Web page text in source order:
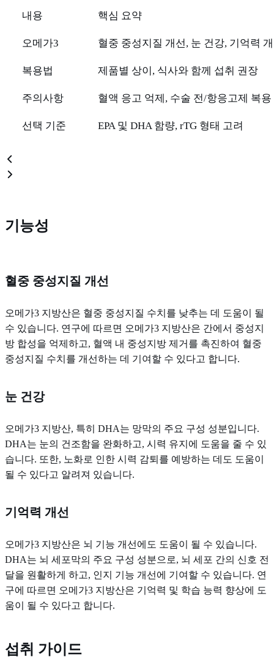
내용 핵심 요약
오메가3 혈중 중성지질 개선, 눈 건강, 기억력
복용법 제품별 상이, 식사와 함께 섭취 권장
주의사항 혈액 응고 억제, 수술 전/항응고제 복
선택 기준 EPA 및 DHA 함량, rTG 형태 고려
기능성
혈중 중성지질 개선
오메가3 지방산은 혈중 중성지질 수치를 낮추는 데 도움이 될
수 있습니다. 연구에 따르면 오메가3 지방산은 간에서 중성지
방 합성을 억제하고, 혈액 내 중성지방 제거를 촉진하여 혈중
중성지질 수치를 개선하는 데 기여할 수 있다고 합니다.
눈 건강
오메가3 지방산, 특히 DHA는 망막의 주요 구성 성분입니다.
DHA는 눈의 건조함을 완화하고, 시력 유지에 도움을 줄 수 있
습니다. 또한, 노화로 인한 시력 감퇴를 예방하는 데도 도움이
될 수 있다고 알려져 있습니다.
기억력 개선
오메가3 지방산은 뇌 기능 개선에도 도움이 될 수 있습니다.
DHA는 뇌 세포막의 주요 구성 성분으로, 뇌 세포 간의 신호 전
달을 원활하게 하고, 인지 기능 개선에 기여할 수 있습니다. 연
구에 따르면 오메가3 지방산은 기억력 및 학습 능력 향상에 도
움이 될 수 있다고 합니다.
섭취 가이드